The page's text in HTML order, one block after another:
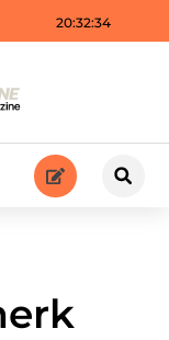
20:32:36